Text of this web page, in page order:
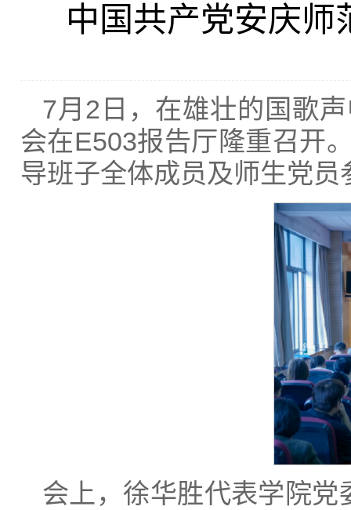
中国共产党安庆师
7月2日，在雄壮的国歌
会在E503报告厅隆重召开
导班子全体成员及师生党员
会上，徐华胜代表学院